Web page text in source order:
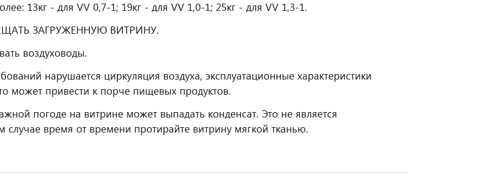
13кг - для VV 0,7-1; 19кг - для VV 1,0-1; 25кг - для VV 1,3-1.
ЗАГРУЖЕННУЮ ВИТРИНУ.
воздуховоды.
нарушается циркуляция воздуха, эксплуатационные характеристики
может привести к порче пищевых продуктов.
погоде на витрине может выпадать конденсат. Это не является
случае время от времени протирайте витрину мягкой тканью.